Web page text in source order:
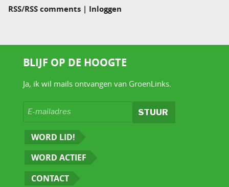
RSS/RSS comments | Inloggen
BLIJF OP DE HOOGTE
Ja, ik wil mails ontvangen van GroenLinks.
WORD LID!
WORD ACTIEF
CONTACT